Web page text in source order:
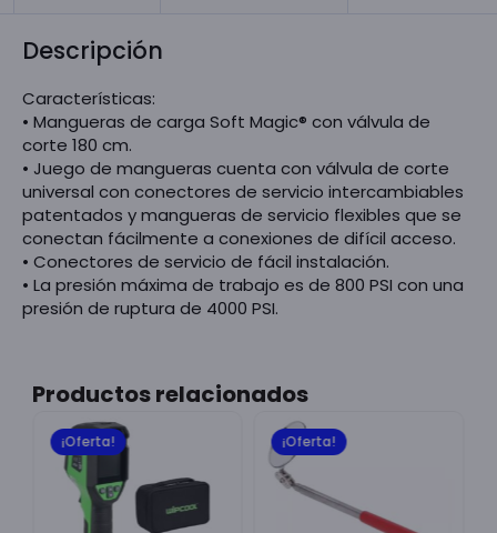
Descripción
Características:
• Mangueras de carga Soft Magic® con válvula de
corte 180 cm.
• Juego de mangueras cuenta con válvula de corte
universal con conectores de servicio intercambiables
patentados y mangueras de servicio flexibles que se
conectan fácilmente a conexiones de difícil acceso.
• Conectores de servicio de fácil instalación.
• La presión máxima de trabajo es de 800 PSI con una
presión de ruptura de 4000 PSI.
Productos relacionados
¡Oferta! ¡Oferta!